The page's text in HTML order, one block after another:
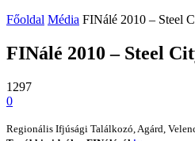
Főoldal Média FINálé 2010 – Steel
FINálé 2010 – Steel
1297
0
Regionális Ifjúsági Találkozó, Agárd,